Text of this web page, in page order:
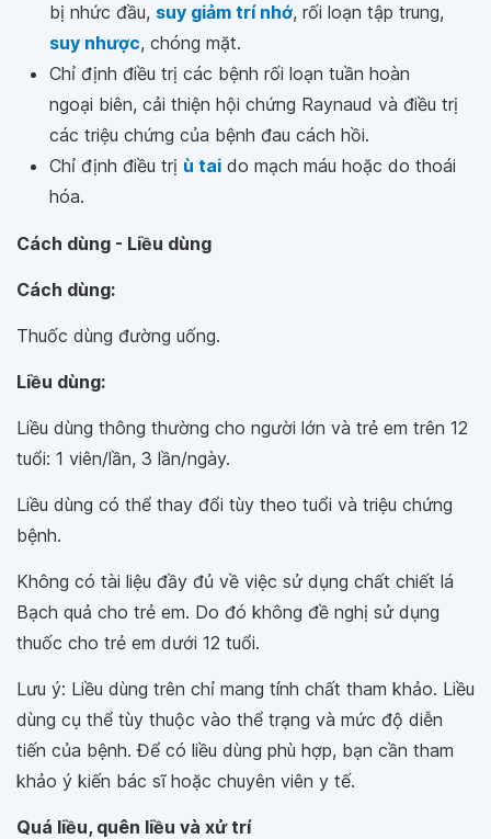
bị nhức đầu, suy giảm trí nhớ, rối loạn tập trung,
suy nhược, chóng mặt.
Chỉ định điều trị các bệnh rối loạn tuần hoàn
ngoại biên, cải thiện hội chứng Raynaud và điều trị
các triệu chứng của bệnh đau cách hồi.
Chỉ định điều trị ù tai do mạch máu hoặc do thoái
hóa.
Cách dùng - Liều dùng
Cách dùng:
Thuốc dùng đường uống.
Liều dùng:
Liều dùng thông thường cho người lớn và trẻ em trên 12
tuổi: 1 viên/lần, 3 lần/ngày.
Liều dùng có thể thay đổi tùy theo tuổi và triệu chứng
bệnh.
Không có tài liệu đầy đủ về việc sử dụng chất chiết lá
Bạch quả cho trẻ em. Do đó không đề nghị sử dụng
thuốc cho trẻ em dưới 12 tuổi.
Lưu ý: Liều dùng trên chỉ mang tính chất tham khảo. Liều
dùng cụ thể tùy thuộc vào thể trạng và mức độ diễn
tiến của bệnh. Để có liều dùng phù hợp, bạn cần tham
khảo ý kiến bác sĩ hoặc chuyên viên y tế.
Quá liều, quên liều và xử trí